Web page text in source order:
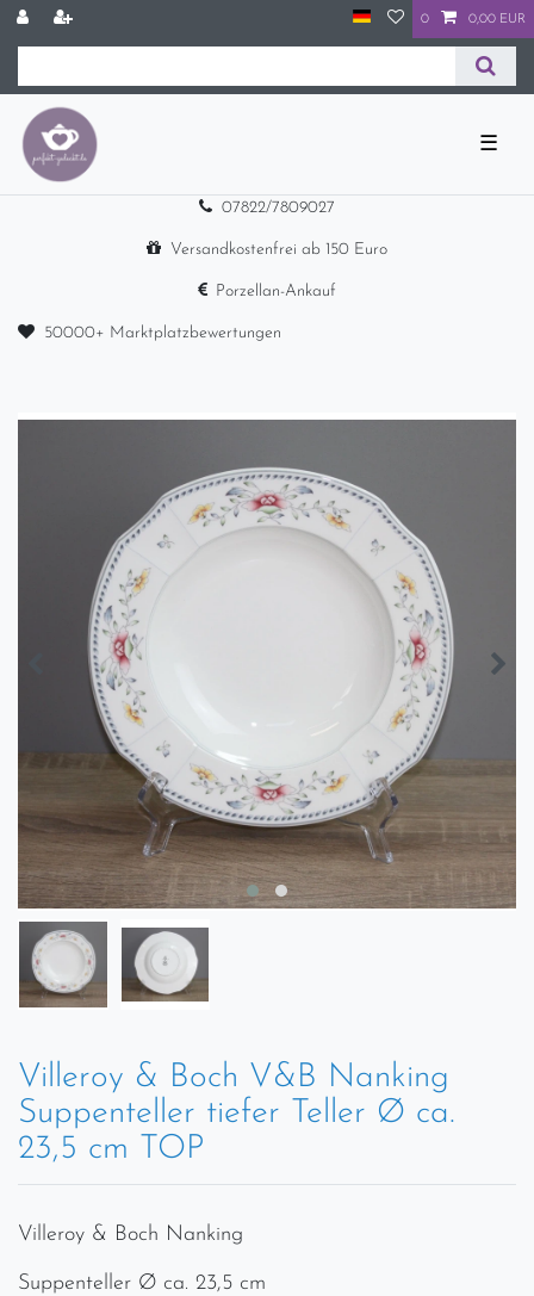
0 0,00 EUR
☰
07822/7809027
Versandkostenfrei ab 150 Euro
Porzellan-Ankauf
50000+ Marktplatzbewertungen
Villeroy & Boch V&B Nanking
Suppenteller tiefer Teller Ø ca.
23,5 cm TOP
Villeroy & Boch Nanking
Suppenteller Ø ca. 23,5 cm